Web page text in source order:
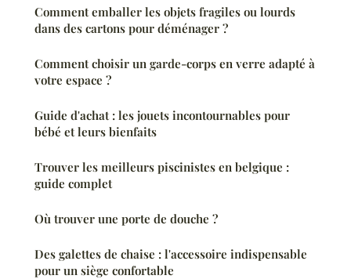
Comment emballer les objets fragiles ou lourds
dans des cartons pour déménager ?
Comment choisir un garde-corps en verre adapté à
votre espace ?
Guide d'achat : les jouets incontournables pour
bébé et leurs bienfaits
Trouver les meilleurs piscinistes en belgique :
guide complet
Où trouver une porte de douche ?
Des galettes de chaise : l'accessoire indispensable
pour un siège confortable